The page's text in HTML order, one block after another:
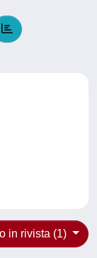
in rivista (1)